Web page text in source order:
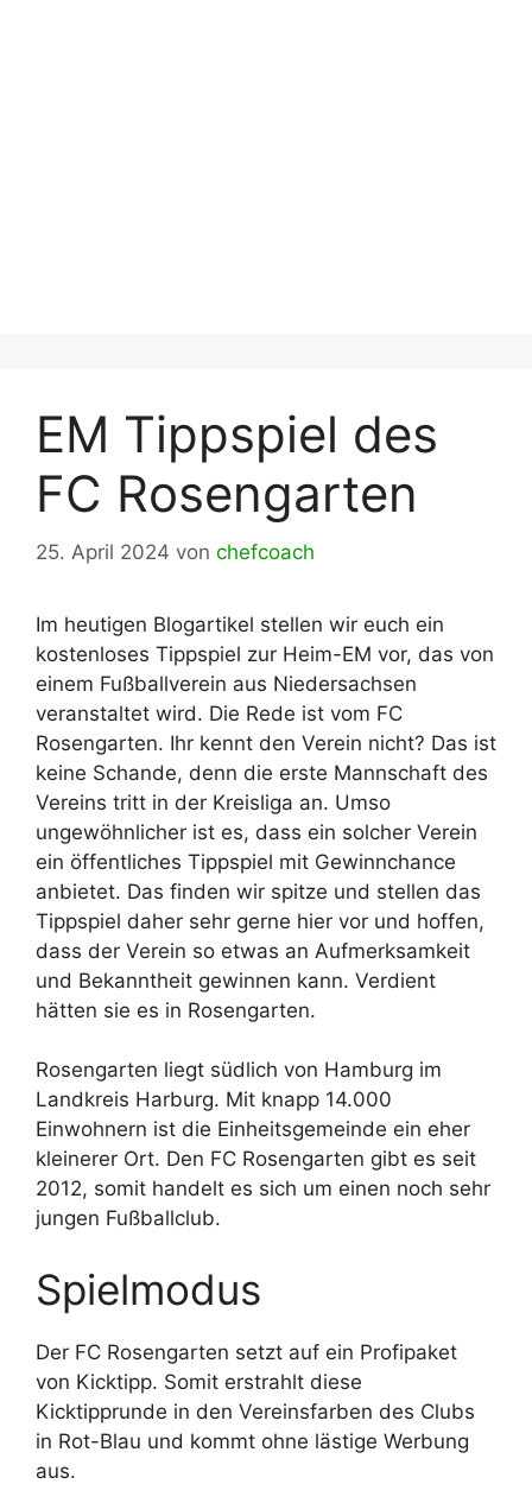
EM Tippspiel des
FC Rosengarten
25. April 2024 von chefcoach
Im heutigen Blogartikel stellen wir euch ein
kostenloses Tippspiel zur Heim-EM vor, das von
einem Fußballverein aus Niedersachsen
veranstaltet wird. Die Rede ist vom FC
Rosengarten. Ihr kennt den Verein nicht? Das ist
keine Schande, denn die erste Mannschaft des
Vereins tritt in der Kreisliga an. Umso
ungewöhnlicher ist es, dass ein solcher Verein
ein öffentliches Tippspiel mit Gewinnchance
anbietet. Das finden wir spitze und stellen das
Tippspiel daher sehr gerne hier vor und hoffen,
dass der Verein so etwas an Aufmerksamkeit
und Bekanntheit gewinnen kann. Verdient
hätten sie es in Rosengarten.
Rosengarten liegt südlich von Hamburg im
Landkreis Harburg. Mit knapp 14.000
Einwohnern ist die Einheitsgemeinde ein eher
kleinerer Ort. Den FC Rosengarten gibt es seit
2012, somit handelt es sich um einen noch sehr
jungen Fußballclub.
Spielmodus
Der FC Rosengarten setzt auf ein Profipaket
von Kicktipp. Somit erstrahlt diese
Kicktipprunde in den Vereinsfarben des Clubs
in Rot-Blau und kommt ohne lästige Werbung
aus.